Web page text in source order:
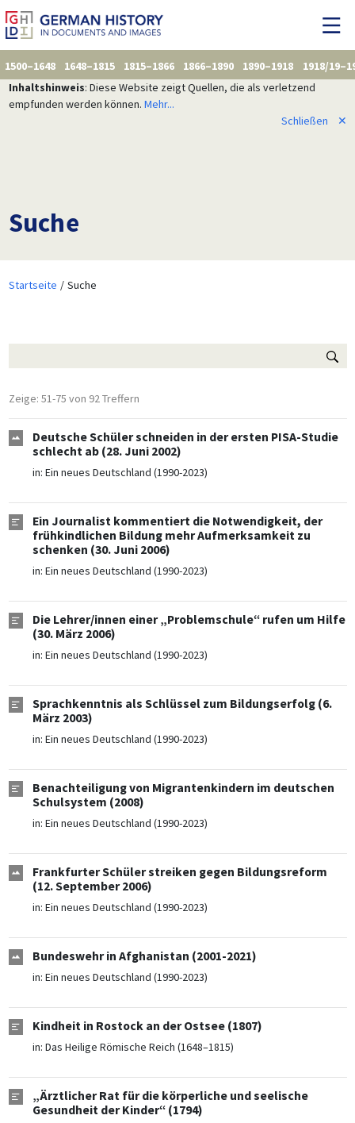
1500–1648 1648–1815 1815–1866 1866–1890 1890–1918
1918/
Inhaltshinweis: Diese Website zeigt Quellen, die als verletzend
empfunden werden können. Mehr...
Schließen
✕
Suche
Startseite Suche
Zeige: 51-75 von 92 Treffern
Deutsche Schüler schneiden in der ersten PISA-Studie
schlecht ab (28. Juni 2002)
in: Ein neues Deutschland (1990-2023)
Ein Journalist kommentiert die Notwendigkeit, der
frühkindlichen Bildung mehr Aufmerksamkeit zu
schenken (30. Juni 2006)
in: Ein neues Deutschland (1990-2023)
Die Lehrer/innen einer „Problemschule“ rufen um Hilfe
(30. März 2006)
in: Ein neues Deutschland (1990-2023)
Sprachkenntnis als Schlüssel zum Bildungserfolg (6.
März 2003)
in: Ein neues Deutschland (1990-2023)
Benachteiligung von Migrantenkindern im deutschen
Schulsystem (2008)
in: Ein neues Deutschland (1990-2023)
Frankfurter Schüler streiken gegen Bildungsreform
(12. September 2006)
in: Ein neues Deutschland (1990-2023)
Bundeswehr in Afghanistan (2001-2021)
in: Ein neues Deutschland (1990-2023)
Kindheit in Rostock an der Ostsee (1807)
in: Das Heilige Römische Reich (1648–1815)
„Ärztlicher Rat für die körperliche und seelische
Gesundheit der Kinder“ (1794)